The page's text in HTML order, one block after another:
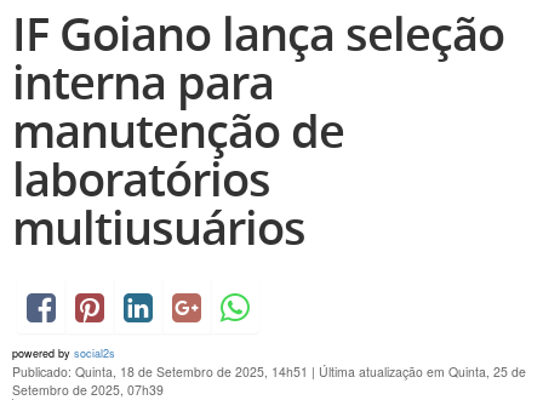
IF Goiano lança seleção
interna para
manutenção de
laboratórios
multiusuários
powered by social2s
Publicado: Quinta, 18 de Setembro de 2025, 14h51 | Última atualização em Quinta, 25 de
Setembro de 2025, 07h39